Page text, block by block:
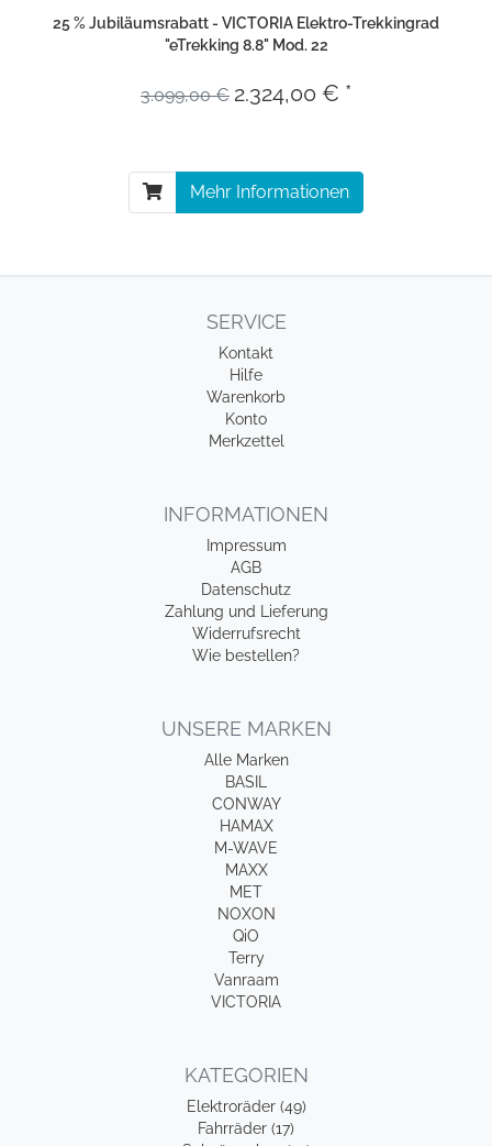
25 % Jubiläumsrabatt - VICTORIA Elektro-Trekkingrad
"eTrekking 8.8" Mod. 22
3.099,00 € 2.324,00 € *
Mehr Informationen
SERVICE
Kontakt
Hilfe
Warenkorb
Konto
Merkzettel
INFORMATIONEN
Impressum
AGB
Datenschutz
Zahlung und Lieferung
Widerrufsrecht
Wie bestellen?
UNSERE MARKEN
Alle Marken
BASIL
CONWAY
HAMAX
M-WAVE
MAXX
MET
NOXON
QiO
Terry
Vanraam
VICTORIA
KATEGORIEN
Elektroräder (49)
Fahrräder (17)